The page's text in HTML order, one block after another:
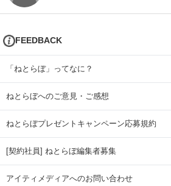
FEEDBACK
「ねとらぼ」ってなに？
ねとらぼへのご意見・ご感想
ねとらぼプレゼントキャンペーン応募規約
[契約社員] ねとらぼ編集者募集
アイティメディアへのお問い合わせ